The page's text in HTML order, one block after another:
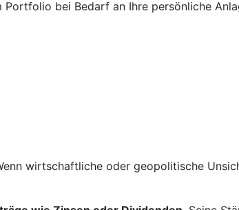
Portfolio bei Bedarf an Ihre persönliche
wirtschaftliche oder geopolitische